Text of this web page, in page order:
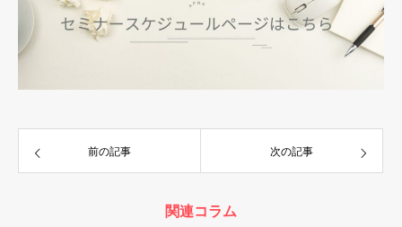
前の記事 次の記事
関連コラム